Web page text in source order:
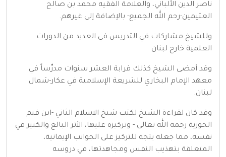
ناصر الدين الألباني، والعلامة الفقيه محمد بن صالح
العثيمين-رحم الله الجميع- بالإضافة إلى غيرهم.
وللشيخ مشاركات في التدريس في العديد من الدورات
العلمية خارح لبنان
وقد أمضى الشيخ كذلك قرابة العشر سنوات مدرِّساً في
معهد الإمام البخاري للشريعة الإسلامية في عكار-شمال
لبنان.
وقد كان لقراءة الشيخ لكتب شيخ الاسلام الثاني -ابن قيم
الجوزية رحمه الله تعالى - وتركيزه عليها، الأثر البالغ والكبير في
نفسه، مما جعله يتجه للتركيز على الجوانب الإيمانية،
المتعلقة بتهذيب النفس ومجاهدتها، في دروسه